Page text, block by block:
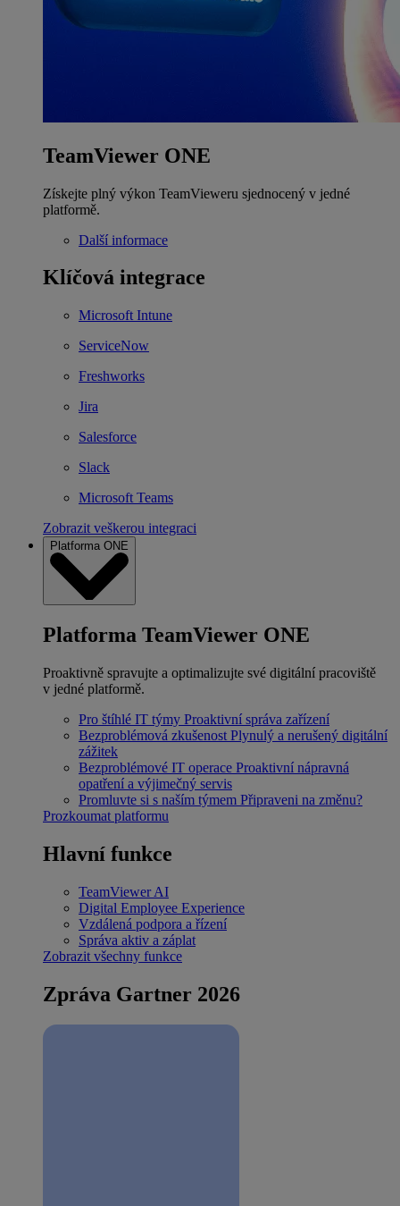
TeamViewer ONE
Získejte plný výkon TeamVieweru sjednocený v jedné
platformě.
Další informace
Klíčová integrace
Microsoft Intune
ServiceNow
Freshworks
Jira
Salesforce
Slack
Microsoft Teams
Zobrazit veškerou integraci
Platforma ONE
Platforma TeamViewer ONE
Proaktivně spravujte a optimalizujte své digitální pracoviště
v jedné platformě.
Pro štíhlé IT týmy Proaktivní správa zařízení
Bezproblémová zkušenost Plynulý a nerušený digitální
zážitek
Bezproblémové IT operace Proaktivní nápravná
opatření a výjimečný servis
Promluvte si s naším týmem Připraveni na změnu?
Prozkoumat platformu
Hlavní funkce
TeamViewer AI
Digital Employee Experience
Vzdálená podpora a řízení
Správa aktiv a záplat
Zobrazit všechny funkce
Zpráva Gartner 2026